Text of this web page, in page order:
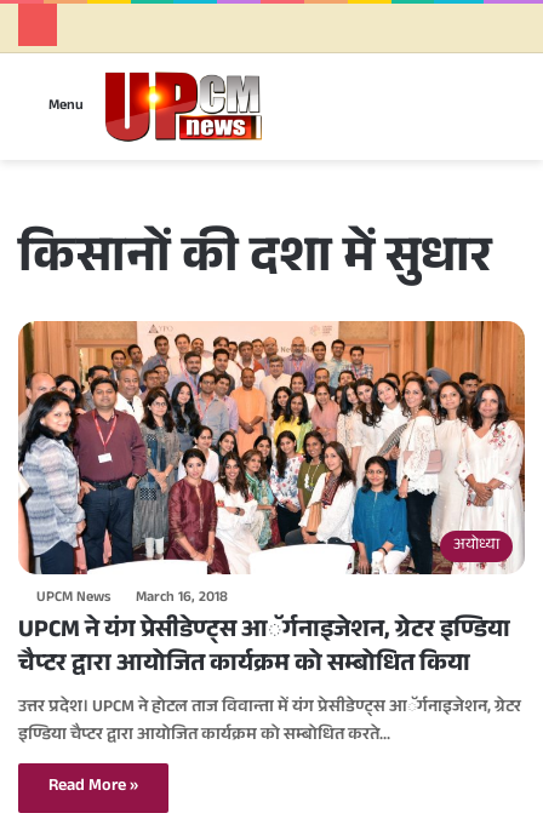
Menu
किसानों की दशा में सुधार
अयोध्या
UPCM News March 16, 2018
UPCM ने यंग प्रेसीडेण्ट्स आॅर्गनाइजेशन, ग्रेटर इण्डिया
चैप्टर द्वारा आयोजित कार्यक्रम को सम्बोधित किया
उत्तर प्रदेश। UPCM ने होटल ताज विवान्ता में यंग प्रेसीडेण्ट्स आॅर्गनाइजेशन, ग्रेटर
इण्डिया चैप्टर द्वारा आयोजित कार्यक्रम को सम्बोधित करते…
Read More »